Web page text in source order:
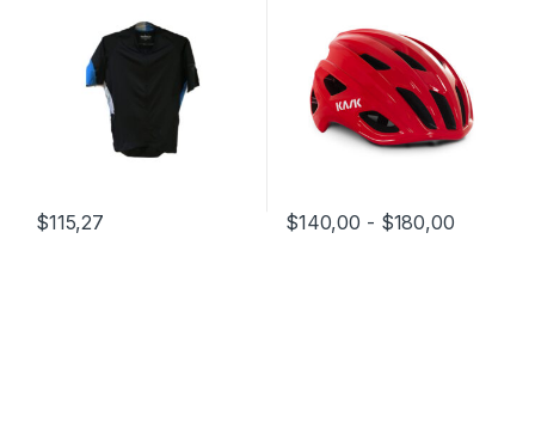
$115,27 $140,00 - $180,00Rango
Este producto tiene múltiples